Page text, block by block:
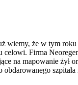
wiemy, że w tym
Firma
na mapowanie żył
obdarowanego